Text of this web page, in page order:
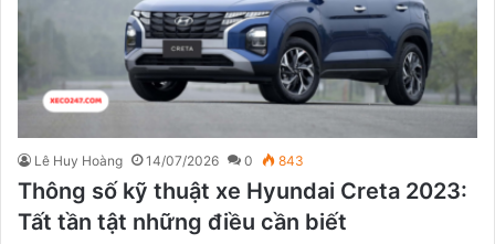
Lê Huy Hoàng 14/07/2026 0 843
Thông số kỹ thuật xe Hyundai Creta 2023:
Tất tần tật những điều cần biết